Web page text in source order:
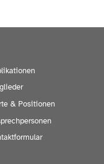
& Positionen